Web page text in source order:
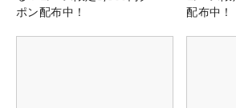
ポン配布中！
配布中！